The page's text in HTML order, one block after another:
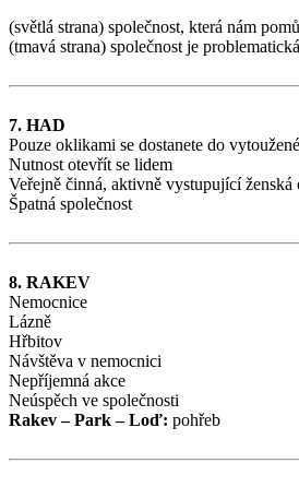
(světlá strana) společnost, která nám
(tmavá strana) společnost je
7. HAD
Pouze oklikami se dostanete do
Nutnost otevřít se lidem
Veřejně činná, aktivně vystupující ženská
Špatná společnost
8. RAKEV
Nemocnice
Lázně
Hřbitov
Návštěva v nemocnici
Nepříjemná akce
Neúspěch ve společnosti
Rakev – Park – Loď: pohřeb